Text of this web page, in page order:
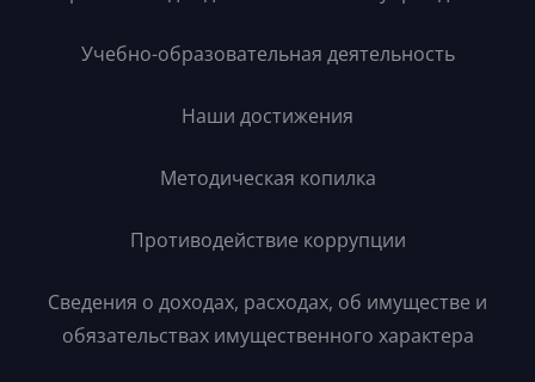
Учебно-образовательная деятельность
Наши достижения
Методическая копилка
Противодействие коррупции
Сведения о доходах, расходах, об имуществе и
обязательствах имущественного характера